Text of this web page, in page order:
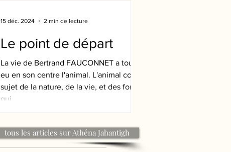
Le point de départ
La vie de Bertrand FAUCONNET a toujours
eu en son centre l'animal. L'animal comme
sujet de la nature, de la vie, et des forêts
qui...
15 déc. 2024 2 min de lecture
tous les articles sur Athéna Jahantigh